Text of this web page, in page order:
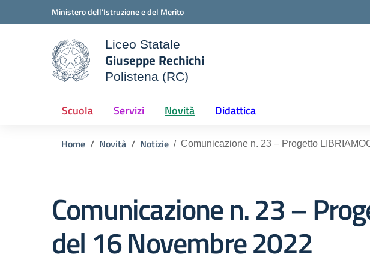
Vai ai contenuti
Vai al menu di navigazioneMinistero dell'Istruzione e del Merito
della scuola
Liceo Statale
Giuseppe Rechichi
Polistena (RC)
Scuola Servizi Novità Didattica
Home Novità Notizie Comunicazione n. 23 – Progetto
Comunicazione n. 23 –
del 16 Novembre 2022